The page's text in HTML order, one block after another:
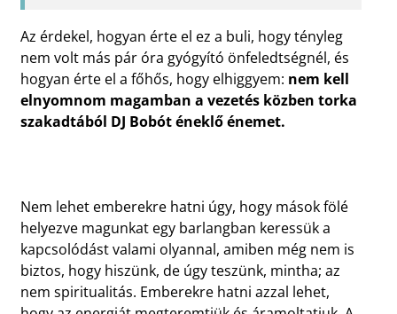
Az érdekel, hogyan érte el ez a buli, hogy tényleg
nem volt más pár óra gyógyító önfeledtségnél, és
hogyan érte el a főhős, hogy elhiggyem: nem kell
elnyomnom magamban a vezetés közben torka
szakadtából DJ Bobót éneklő énemet.
Nem lehet emberekre hatni úgy, hogy mások fölé
helyezve magunkat egy barlangban keressük a
kapcsolódást valami olyannal, amiben még nem is
biztos, hogy hiszünk, de úgy teszünk, mintha; az
nem spiritualitás. Emberekre hatni azzal lehet,